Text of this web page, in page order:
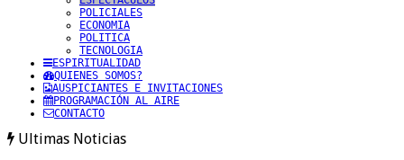
POLICIALES
ECONOMIA
POLITICA
TECNOLOGIA
ESPIRITUALIDAD
QUIENES SOMOS?
AUSPICIANTES E INVITACIONES
PROGRAMACIÓN AL AIRE
CONTACTO
Ultimas Noticias